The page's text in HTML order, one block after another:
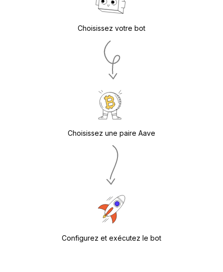
Choisissez votre bot
Choisissez une paire Aave
Configurez et exécutez le bot